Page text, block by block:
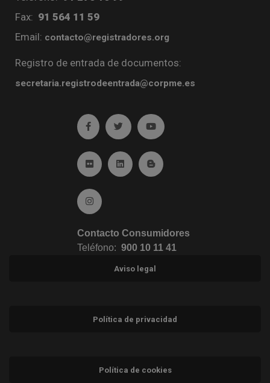
Fax: 91 564 11 59
Email: contacto@registradores.org
Registro de entrada de documentos:
secretaria.registrodeentrada@corpme.es
Ir a facebook (abre en ventana nueva)
Ir a twitter (abre en ventana nueva)
Ir a YouTube (abre en
Ir a Flickr (abre en ventana nueva)
Ir a Linkedin (abre en ventana nueva)
Ir al Blog (abre en ventana
Ir a Instagram (abre en ventana nueva)
Contacto Consumidores
Teléfono: 900 10 11 41
Aviso legal
Política de privacidad
Política de cookies